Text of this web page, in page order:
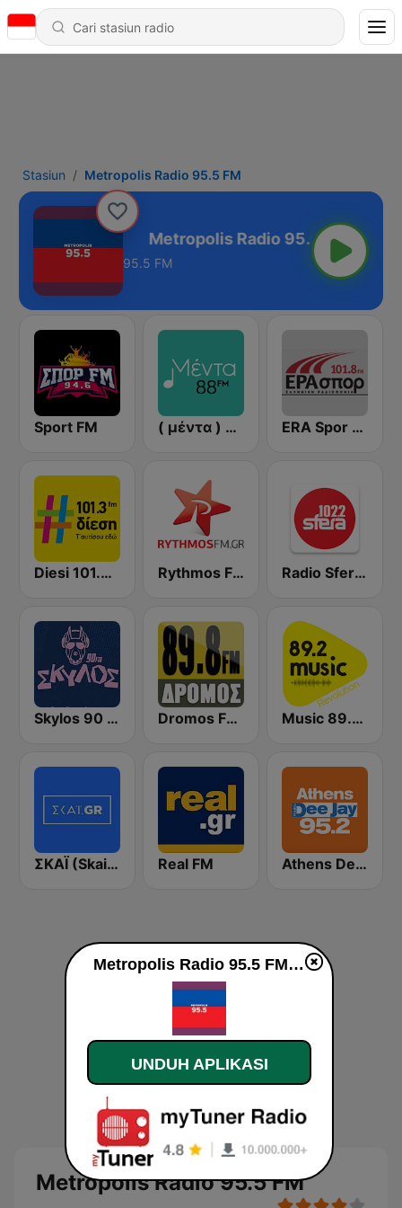
Stasiun Metropolis Radio 95.5 FM
95.5 FM
Sport FM ( μέντα ) Menta 88 FM ERA Spor - ΕΡΑΣΠΟΡ
Diesi 101.3 FM Rythmos FM - Ρυθμος 94.9 Radio Sfera 102.2 FM
Skylos 90 FM Dromos FM - ΔΡΟΜΟΣ 89.8 Music 89.2 FM
ΣΚΑΪ (Skai Radio 100.3) Real FM Athens Deejay FM
Metropolis Radio 95.5 FM
Metropolis Radio 95.5 FM live
UNDUH APLIKASI